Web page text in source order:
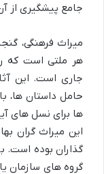
جامع پیشگیری از
میراث فرهنگی،
هر ملتی است که
جاری است. این
حامل داستان ها،
ها برای نسل های
این میراث گران
گذاران بوده است.
گروه های سازمان